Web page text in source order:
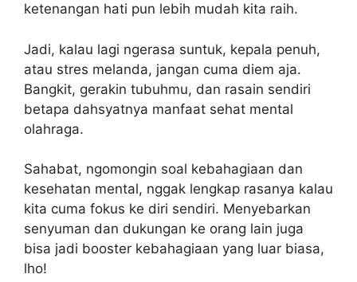
ketenangan hati pun lebih mudah kita raih.
Jadi, kalau lagi ngerasa suntuk, kepala penuh,
atau stres melanda, jangan cuma diem aja.
Bangkit, gerakin tubuhmu, dan rasain sendiri
betapa dahsyatnya manfaat sehat mental
olahraga.
Sahabat, ngomongin soal kebahagiaan dan
kesehatan mental, nggak lengkap rasanya kalau
kita cuma fokus ke diri sendiri. Menyebarkan
senyuman dan dukungan ke orang lain juga
bisa jadi booster kebahagiaan yang luar biasa,
lho!